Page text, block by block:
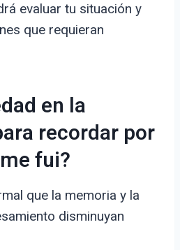
evaluar tu situación y
que requieran
en la
recordar por
fui?
que la memoria y la
disminuyan